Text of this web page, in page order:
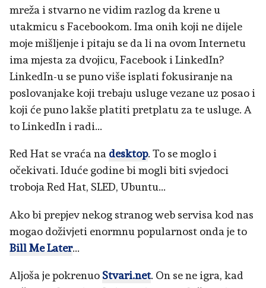
mreža i stvarno ne vidim razlog da krene u
utakmicu s Facebookom. Ima onih koji ne dijele
moje mišljenje i pitaju se da li na ovom Internetu
ima mjesta za dvojicu, Facebook i LinkedIn?
LinkedIn-u se puno više isplati fokusiranje na
poslovanjake koji trebaju usluge vezane uz posao i
koji će puno lakše platiti pretplatu za te usluge. A
to LinkedIn i radi...
Red Hat se vraća na desktop. To se moglo i
očekivati. Iduće godine bi mogli biti svjedoci
troboja Red Hat, SLED, Ubuntu...
Ako bi prepjev nekog stranog web servisa kod nas
mogao doživjeti enormnu popularnost onda je to
Bill Me Later...
Aljoša je pokrenuo Stvari.net. On se ne igra, kad